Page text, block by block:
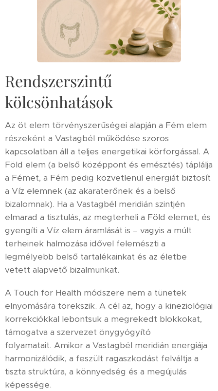
Rendszerszintű
kölcsönhatások
Az öt elem törvényszerűségei alapján a Fém elem
részeként a Vastagbél működése szoros
kapcsolatban áll a teljes energetikai körforgással. A
Föld elem (a belső középpont és emésztés) táplálja
a Fémet, a Fém pedig közvetlenül energiát biztosít
a Víz elemnek (az akaraterőnek és a belső
bizalomnak). Ha a Vastagbél meridián szintjén
elmarad a tisztulás, az megterheli a Föld elemet, és
gyengíti a Víz elem áramlását is – vagyis a múlt
terheinek halmozása idővel felemészti a
legmélyebb belső tartalékainkat és az életbe
vetett alapvető bizalmunkat.
A Touch for Health módszere nem a tünetek
elnyomására törekszik. A cél az, hogy a kineziológiai
korrekciókkal lebontsuk a megrekedt blokkokat,
támogatva a szervezet önygyógyító
folyamatait. Amikor a Vastagbél meridián energiája
harmonizálódik, a feszült ragaszkodást felváltja a
tiszta struktúra, a könnyedség és a megújulás
képessége.